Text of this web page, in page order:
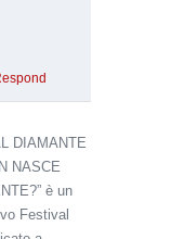
DIAMANTE
NASCE
è un
Festival